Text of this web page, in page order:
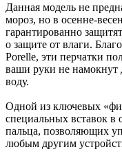
Данная модель не
мороз, но в осенне-
гарантированно
о защите от влаги.
Porelle, эти перчатки
ваши руки не намокнут
воду.
Одной из ключевых
специальных вставок в
пальца, позволяющих
любым другим